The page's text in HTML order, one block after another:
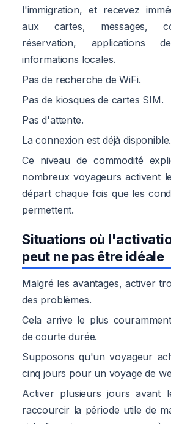
l'immigration, et recevez
aux cartes, messages,
réservation, applications
informations locales.
Pas de recherche de WiFi.
Pas de kiosques de cartes SIM.
Pas d'attente.
La connexion est déjà disponible.
Ce niveau de commodité
nombreux voyageurs activent
départ chaque fois que les
permettent.
Situations où
peut ne pas être idéale
Malgré les avantages, activer
des problèmes.
Cela arrive le plus
de courte durée.
Supposons qu'un voyageur
cinq jours pour un voyage de
Activer plusieurs jours avant
raccourcir la période utile de